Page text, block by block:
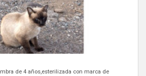
GATA TEROR GRAN CANARIA
a llevar a Los Gatos callejeros de la zona los